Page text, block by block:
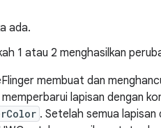
ada.
1 atau 2 menghasilkan
membuat dan
lapisan dengan
. Setelah semua